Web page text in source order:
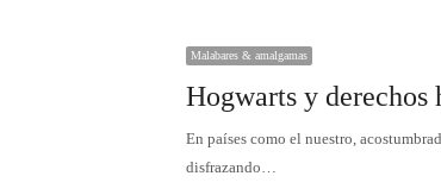
Malabares & amalgamas
Hogwarts y derechos
En países como el nuestro,
disfrazando…